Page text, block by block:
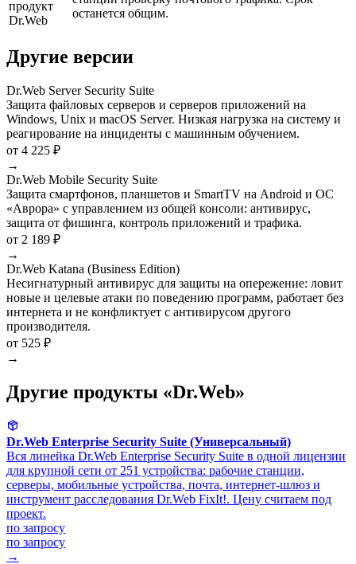
продукт
Dr.Web
останется общим.
Другие версии
Dr.Web Server Security Suite
Защита файловых серверов и серверов приложений на
Windows, Unix и macOS Server. Низкая нагрузка на систему и
реагирование на инциденты с машинным обучением.
от 4 225 ₽
→
Dr.Web Mobile Security Suite
Защита смартфонов, планшетов и SmartTV на Android и ОС
«Аврора» с управлением из общей консоли: антивирус,
защита от фишинга, контроль приложений и трафика.
от 2 189 ₽
→
Dr.Web Katana (Business Edition)
Несигнатурный антивирус для защиты на опережение: ловит
новые и целевые атаки по поведению программ, работает без
интернета и не конфликтует с антивирусом другого
производителя.
от 525 ₽
→
Другие продукты «Dr.Web»
Dr.Web Enterprise Security Suite (Универсальный)
Вся линейка Dr.Web Enterprise Security Suite в одной лицензии
для крупной сети от 251 устройства: рабочие станции,
серверы, мобильные устройства, почта, интернет-шлюз и
инструмент расследования Dr.Web FixIt!. Цену считаем под
проект.
по запросу
по запросу
→